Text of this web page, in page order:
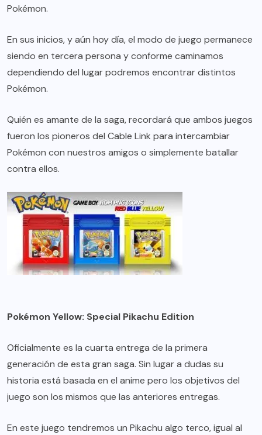
Pokémon.
En sus inicios, y aún hoy día, el modo de juego permanece
siendo en tercera persona y conforme caminamos
dependiendo del lugar podremos encontrar distintos
Pokémon.
Quién es amante de la saga, recordará que ambos juegos
fueron los pioneros del Cable Link para intercambiar
Pokémon con nuestros amigos o simplemente batallar
contra ellos.
Pokémon Yellow: Special Pikachu Edition
Oficialmente es la cuarta entrega de la primera
generación de esta gran saga. Sin lugar a dudas su
historia está basada en el anime pero los objetivos del
juego son los mismos que las anteriores entregas.
En este juego tendremos un Pikachu algo terco, igual al